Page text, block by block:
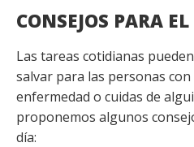
CONSEJOS PARA
Las tareas cotidianas
salvar para las personas
enfermedad o cuidas de
proponemos algunos
día: